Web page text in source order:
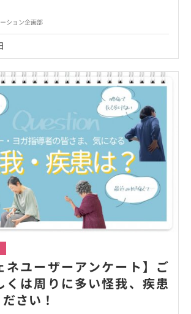
ション企画部
ネユーザーアンケート】ご
くは周りに多い怪我、疾患
さい！